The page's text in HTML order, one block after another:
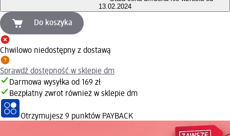
13.02.2024
Do koszyka
Chwilowo niedostępny z dostawą
Sprawdź dostępność w sklepie dm
Darmowa wysyłka od 169 zł
Bezpłatny zwrot również w sklepie dm
Otrzymujesz 9 punktów PAYBACK